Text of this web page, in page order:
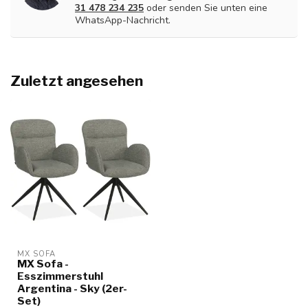
31 478 234 235 oder senden Sie unten eine
WhatsApp-Nachricht.
Zuletzt angesehen
MX SOFA
MX Sofa -
Esszimmerstuhl
Argentina - Sky (2er-
Set)